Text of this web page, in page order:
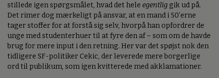
stillede igen spørgsmålet, hvad det hele egentlig gik ud på.
Det rimer dog mærkeligt på ansvar, at en mand i 50’erne
tager stoffer for at forstå sig selv, hvorpå han opfordrer de
unge med studenterhuer til at fyre den af – som om de havde
brug for mere input i den retning. Her var det spøjst nok den
tidligere SF-politiker Cekic, der leverede mere borgerlige
ord til publikum, som igen kvitterede med akklamationer.